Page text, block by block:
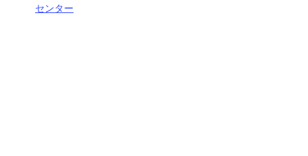
センター